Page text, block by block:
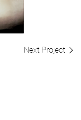
Next Project